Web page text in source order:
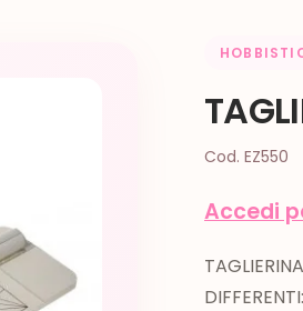
Cod. EZ550
Accedi